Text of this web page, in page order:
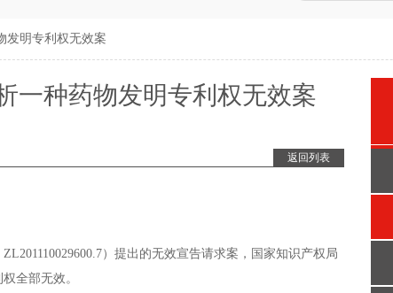
明专利权无效案
种药物发明专利权无效案
返回列表
）提出的无效宣告请求案，国家知识产权局
全部无效。